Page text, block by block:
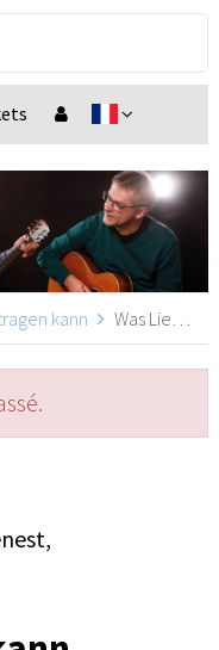
kann Was Liebe tragen kann, Bergneustadt